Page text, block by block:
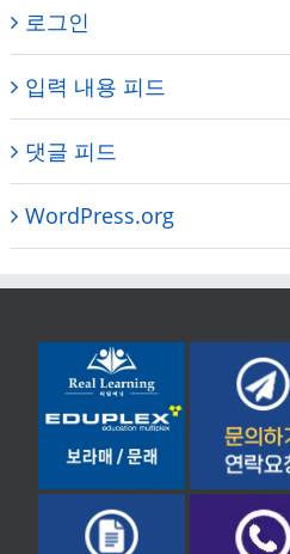
로그인
입력 내용 피드
댓글 피드
WordPress.org